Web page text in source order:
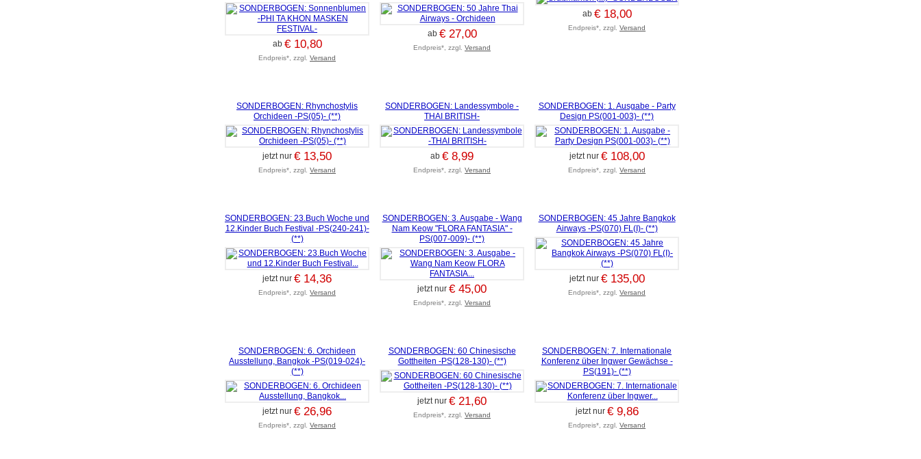
ab € 10,80
Endpreis*, zzgl.Versand
ab € 27,00
Endpreis*, zzgl.Versand
ab € 18,00
Endpreis*, zzgl.Versand
SONDERBOGEN: Rhynchostylis
Orchideen -PS(05)- (**)
jetzt nur€ 13,50
Endpreis*, zzgl.Versand
SONDERBOGEN: Landessymbole -
THAI BRITISH-
ab€ 8,99
Endpreis*, zzgl.Versand
SONDERBOGEN: 1. Ausgabe - Party
Design PS(001-003)- (**)
jetzt nur € 108,00
Endpreis*, zzgl.Versand
SONDERBOGEN: 23.Buch Woche und
12.Kinder Buch Festival -PS(240-241)-
(**)
jetzt nur€ 14,36
Endpreis*, zzgl.Versand
SONDERBOGEN: 3. Ausgabe - Wang
Nam Keow "FLORA FANTASIA" -
PS(007-009)- (**)
jetzt nur€ 45,00
Endpreis*, zzgl.Versand
SONDERBOGEN: 45 Jahre Bangkok
Airways -PS(070) FL(I)- (**)
jetzt nur € 135,00
Endpreis*, zzgl.Versand
SONDERBOGEN: 6. Orchideen
Ausstellung, Bangkok -PS(019-024)-
(**)
jetzt nur€ 26,96
Endpreis*, zzgl.Versand
SONDERBOGEN: 60 Chinesische
Gottheiten -PS(128-130)- (**)
jetzt nur€ 21,60
Endpreis*, zzgl.Versand
SONDERBOGEN: 7. Internationale
Konferenz über Ingwer Gewächse -
PS(191)- (**)
jetzt nur € 9,86
Endpreis*, zzgl.Versand